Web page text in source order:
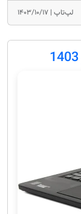
لپ‌تاپ | ۱۴۰۳/۱۰/۱۷